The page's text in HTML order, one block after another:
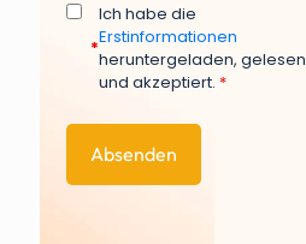
*
Ich habe die
Erstinformationen
heruntergeladen, gelesen
und akzeptiert. *